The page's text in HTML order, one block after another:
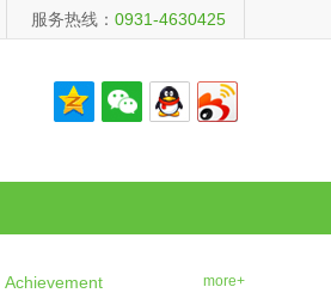
服务热线： 0931-4630425
more+
Achievement